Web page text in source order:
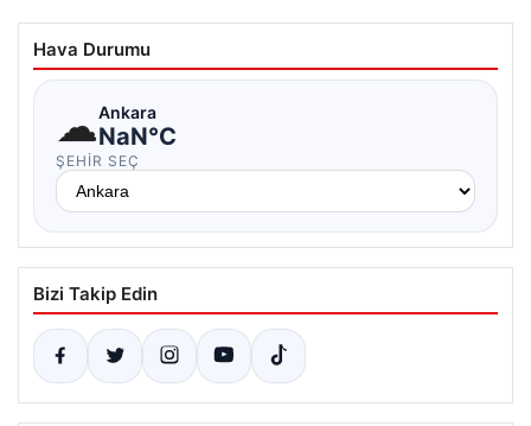
Hava Durumu
☁Ankara
NaN°C
ŞEHIR SEÇ
Bizi Takip Edin